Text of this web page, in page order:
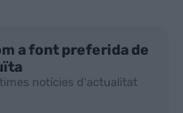
a font preferida de
notícies d'actualitat